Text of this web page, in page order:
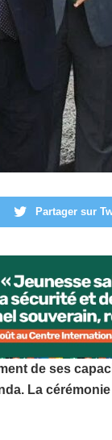
Partager sur
de ses
La